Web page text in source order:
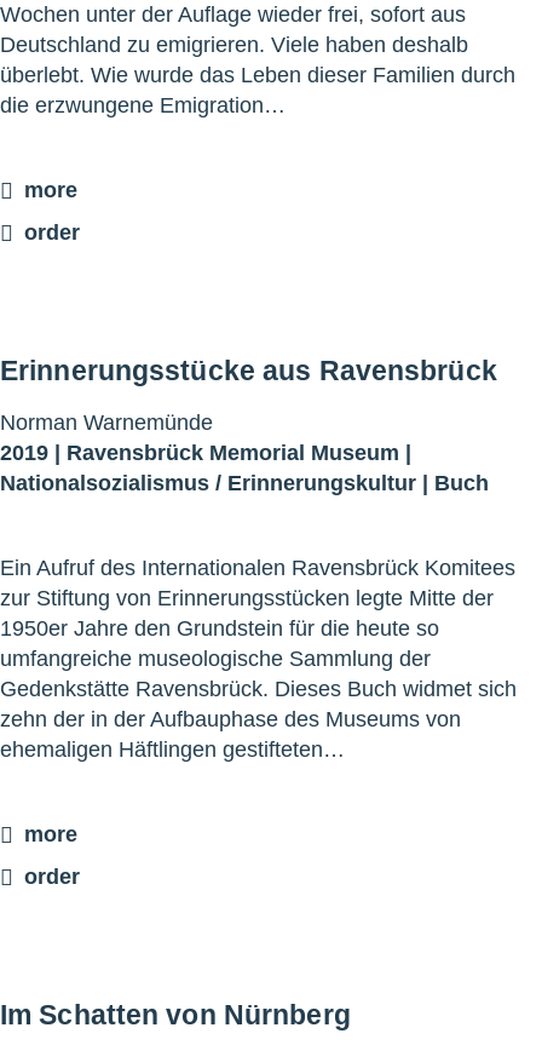
Wochen unter der Auflage wieder frei, sofort aus
Deutschland zu emigrieren. Viele haben deshalb
überlebt. Wie wurde das Leben dieser Familien durch
die erzwungene Emigration…
more
order
Erinnerungsstücke aus Ravensbrück
Norman Warnemünde
2019 | Ravensbrück Memorial Museum |
Nationalsozialismus / Erinnerungskultur | Buch
Ein Aufruf des Internationalen Ravensbrück Komitees
zur Stiftung von Erinnerungsstücken legte Mitte der
1950er Jahre den Grundstein für die heute so
umfangreiche museologische Sammlung der
Gedenkstätte Ravensbrück. Dieses Buch widmet sich
zehn der in der Aufbauphase des Museums von
ehemaligen Häftlingen gestifteten…
more
order
Im Schatten von Nürnberg